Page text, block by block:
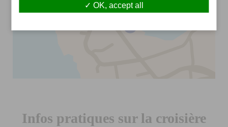
Infos pratiques sur la croisière
OK, accept all